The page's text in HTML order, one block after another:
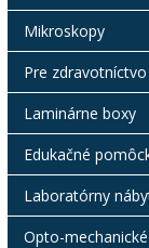
Mikroskopy
Pre zdravotníctvo
Laminárne boxy
Edukačné
Laboratórny
Opto-